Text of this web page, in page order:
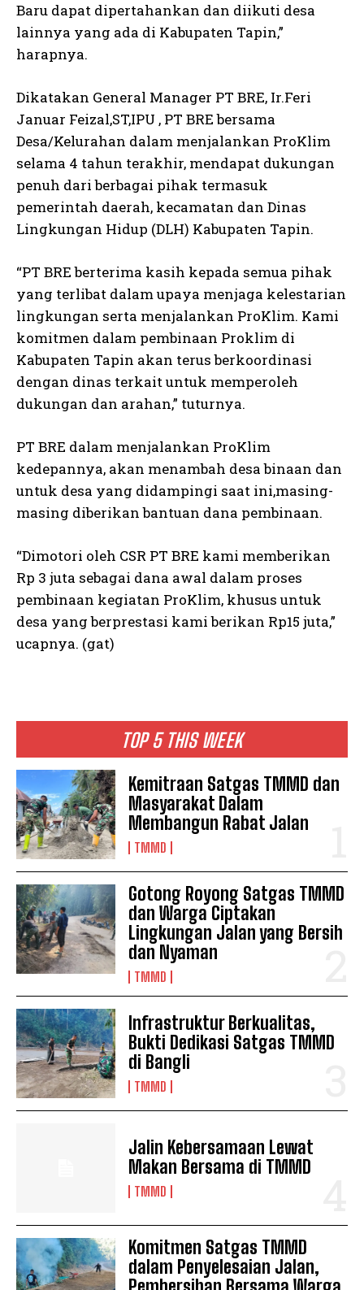
TOP 5 THIS WEEK
Kemitraan Satgas TMMD dan
Masyarakat Dalam
Membangun Rabat Jalan
TMMD
Gotong Royong Satgas TMMD
dan Warga Ciptakan
Lingkungan Jalan yang Bersih
dan Nyaman
TMMD
Infrastruktur Berkualitas,
Bukti Dedikasi Satgas TMMD
di Bangli
TMMD
Jalin Kebersamaan Lewat
Makan Bersama di TMMD
TMMD
Komitmen Satgas TMMD
dalam Penyelesaian Jalan,
Baru dapat dipertahankan dan diikuti desa
lainnya yang ada di Kabupaten Tapin,”
harapnya.
Dikatakan General Manager PT BRE, Ir.Feri
Januar Feizal,ST,IPU , PT BRE bersama
Desa/Kelurahan dalam menjalankan ProKlim
selama 4 tahun terakhir, mendapat dukungan
penuh dari berbagai pihak termasuk
pemerintah daerah, kecamatan dan Dinas
Lingkungan Hidup (DLH) Kabupaten Tapin.
“PT BRE berterima kasih kepada semua pihak
yang terlibat dalam upaya menjaga kelestarian
lingkungan serta menjalankan ProKlim. Kami
komitmen dalam pembinaan Proklim di
Kabupaten Tapin akan terus berkoordinasi
dengan dinas terkait untuk memperoleh
dukungan dan arahan,” tuturnya.
PT BRE dalam menjalankan ProKlim
kedepannya, akan menambah desa binaan dan
untuk desa yang didampingi saat ini,masing-
masing diberikan bantuan dana pembinaan.
“Dimotori oleh CSR PT BRE kami memberikan
Rp 3 juta sebagai dana awal dalam proses
pembinaan kegiatan ProKlim, khusus untuk
desa yang berprestasi kami berikan Rp15 juta,”
ucapnya. (gat)